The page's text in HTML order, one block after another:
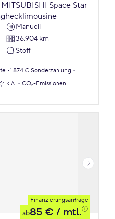
MITSUBISHI Space Star
Manuell
36.904 km
Stoff
1.874 € Sonderzahlung
: k.A.
CO₂-Emissionen
Finanzierungsanfrage
ab85 € / mtl.